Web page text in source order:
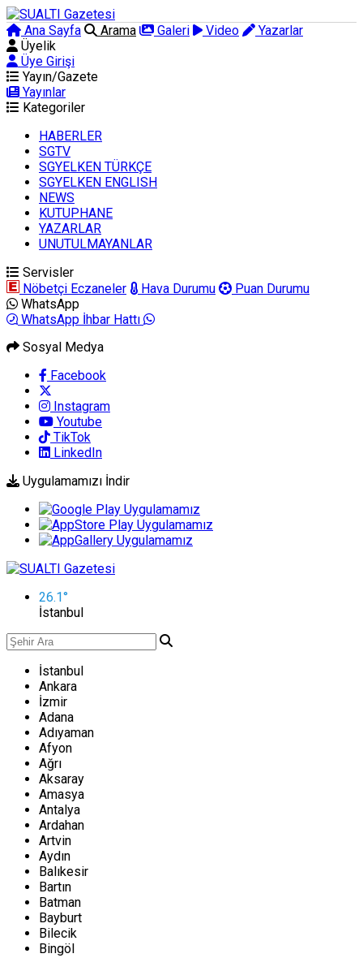
Ana Sayfa Arama Galeri Video
Yazarlar
Üyelik
Üye Girişi
Yayın/Gazete
Yayınlar
Kategoriler
HABERLER
SGTV
SGYELKEN TÜRKÇE
SGYELKEN ENGLISH
NEWS
KUTUPHANE
YAZARLAR
UNUTULMAYANLAR
Servisler
Nöbetçi Eczaneler
Hava Durumu
Puan Durumu
WhatsApp
WhatsApp İhbar Hattı
Sosyal Medya
Facebook
Instagram
Youtube
TikTok
LinkedIn
Uygulamamızı İndir
26.1°
İstanbul
İstanbul
Ankara
İzmir
Adana
Adıyaman
Afyon
Ağrı
Aksaray
Amasya
Antalya
Ardahan
Artvin
Aydın
Balıkesir
Bartın
Batman
Bayburt
Bilecik
Bingöl